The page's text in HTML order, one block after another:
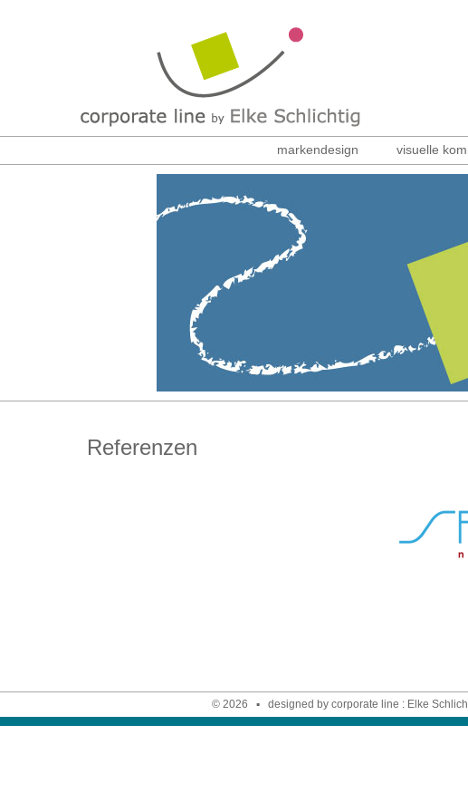
markendesign visuelle
Referenzen
© 2026 ▪ designed by corporate line : Elke